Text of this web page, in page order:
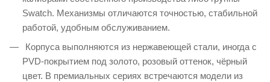
Swatch. Механизмы отличаются точностью, стабильной
работой, удобным обслуживанием.
Корпуса выполняются из нержавеющей стали, иногда с
PVD‑покрытием под золото, розовый оттенок, чёрный
цвет. В премиальных сериях встречаются модели из